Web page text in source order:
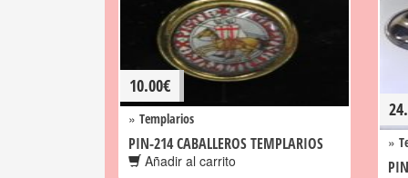
10.00€
» Templarios
PIN-214 CABALLEROS TEMPLARIOS
Añadir al carrito
»